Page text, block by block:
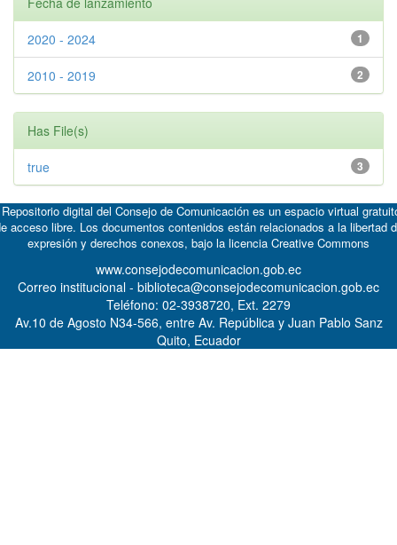
1
2020 - 2024
2
2010 - 2019
Has File(s)
3
true
digital del Consejo de Comunicación es un espacio virtual
acceso libre. Los documentos contenidos están relacionados a la libertad
expresión y derechos conexos, bajo la licencia Creative Commons
www.consejodecomunicacion.gob.ec
Correo institucional - biblioteca@consejodecomunicacion.gob.ec
Teléfono: 02-3938720, Ext. 2279
Av.10 de Agosto N34-566, entre Av. República y Juan Pablo Sanz
Quito, Ecuador